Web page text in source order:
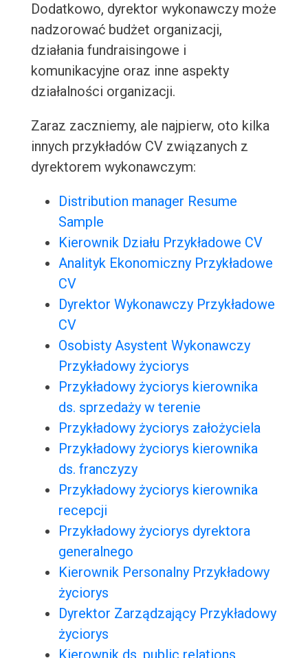
Dodatkowo, dyrektor wykonawczy może
nadzorować budżet organizacji,
działania fundraisingowe i
komunikacyjne oraz inne aspekty
działalności organizacji.
Zaraz zaczniemy, ale najpierw, oto kilka
innych przykładów CV związanych z
dyrektorem wykonawczym:
Distribution manager Resume
Sample
Kierownik Działu Przykładowe CV
Analityk Ekonomiczny Przykładowe
CV
Dyrektor Wykonawczy Przykładowe
CV
Osobisty Asystent Wykonawczy
Przykładowy życiorys
Przykładowy życiorys kierownika
ds. sprzedaży w terenie
Przykładowy życiorys założyciela
Przykładowy życiorys kierownika
ds. franczyzy
Przykładowy życiorys kierownika
recepcji
Przykładowy życiorys dyrektora
generalnego
Kierownik Personalny Przykładowy
życiorys
Dyrektor Zarządzający Przykładowy
życiorys
Kierownik ds. public relations